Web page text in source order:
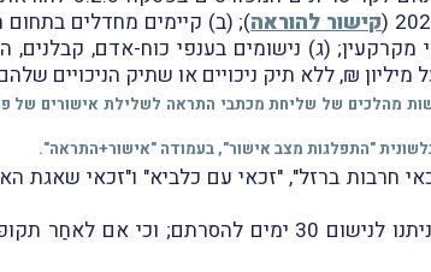
קישור להוראה); (ב) קיימים מחדלים בתחום
מקרקעין; (ג) נישומים בענפי כוח-אדם,
₪, ללא תיק ניכויים או שתיק הניכויים
מהלכים של שליחת מכתבי התראה לשלילת אישורים של
חרבות ברזל", "זכאי עם כלביא" ו"זכאי שאגת
עוד צוין בהודעה, כי במכתבי ההתראה צוינו הליקויים שהתגלו